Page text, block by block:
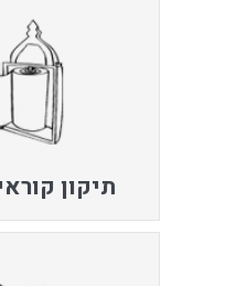
תיקון